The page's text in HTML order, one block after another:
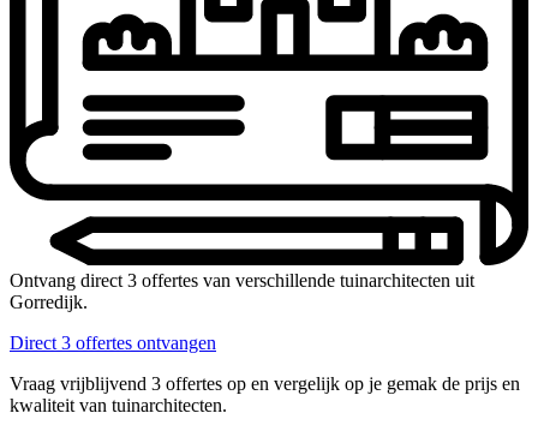
Ontvang direct 3 offertes van verschillende tuinarchitecten uit
Gorredijk.
Direct 3 offertes ontvangen
Vraag vrijblijvend 3 offertes op en vergelijk op je gemak de prijs en
kwaliteit van tuinarchitecten.